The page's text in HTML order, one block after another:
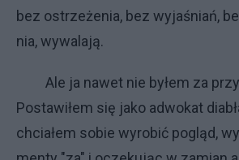
bez ostrze­że­nia, bez wy­ja­śniań,
nia, wy­wa­la­ją.
Ale ja na­wet nie by­łem za
Po­sta­wi­łem się ja­ko ad­wo­kat
chcia­łem so­bie wy­ro­bić po­gląd,